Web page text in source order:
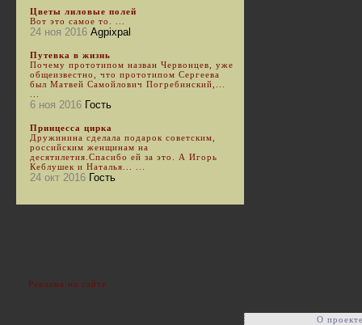
Цветы лиловые полей
Вот это самое то. ...
24 ноя 2016 Agpixpal
Путевка в жизнь
Почему прототипом назван Червонцев, уже
общеизвестно, что прототипом Сергеева
был Матвей Самойлович Погребинский,...
6 ноя 2016 Гость
Принцесса цирка
Дружинина сделала подарок советским,
российским женщинам на
десятилетия.Спасибо ей за это. А Игорь
Кеблушек и Наталья... ...
24 окт 2016 Гость
Реклама на сайте
О